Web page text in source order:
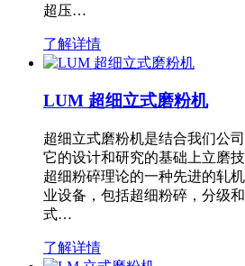
超压…
了解详情
LUM 超细立式磨粉机
超细立式磨粉机是结合我们公
它的设计和研究的基础上立磨
超细粉碎理论的一种先进的轧
业设备，包括超细粉碎，分级
式…
了解详情